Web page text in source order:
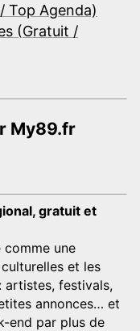
Top Agenda)
(Gratuit /
My89.fr
gratuit et
comme une
et les
artistes, festivals,
annonces… et
end par plus de